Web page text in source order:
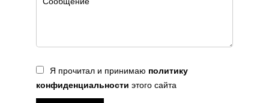
Я прочитал и принимаю политику
конфиденциальности этого сайта